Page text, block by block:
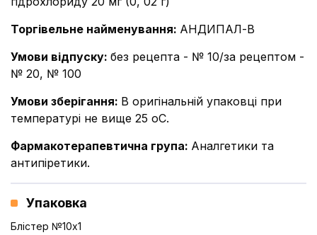
Торгівельне найменування: АНДИПАЛ-В
Умови відпуску: без рецепта - № 10/за рецептом -
№ 20, № 100
Умови зберігання: В оригінальній упаковці при
температурі не вище 25 оС.
Фармакотерапевтична група: Аналгетики та
антипіретики.
Упаковка
Блістер №10x1